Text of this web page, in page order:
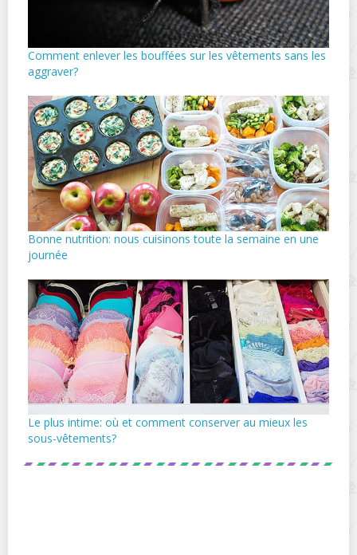
Comment enlever les bouffées sur les vêtements sans les
aggraver?
Bonne nutrition: nous cuisinons toute la semaine en une
journée
Le plus intime: où et comment conserver au mieux les
sous-vêtements?